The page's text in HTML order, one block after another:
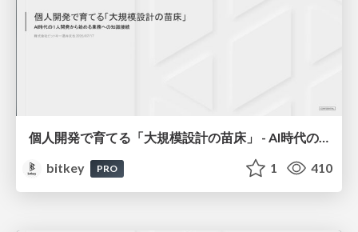
個人開発で育てる「大規模設計の苗床」 - AI時代の1人開発から始める業務への知識接続 / The Seedbed for Large-Scale Design - From AI-Era Solo Projects to Professional Knowledge
bitkey
PRO 1 410